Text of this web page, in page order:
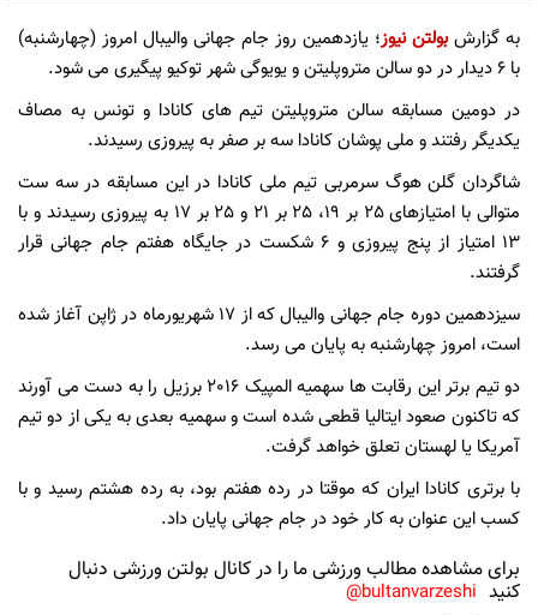
به گزارشبولتن نیوز؛ یازدهمین روز جام جهانی والیبال امروز (چهارشنبه)
با 6 دیدار در دو سالن متروپلیتن و یویوگی شهر توکیو پیگیری می شود.
در دومین مسابقه سالن متروپلیتن تیم های کانادا و تونس به مصاف
یکدیگر رفتند و ملی پوشان کانادا سه بر صفر به پیروزی رسیدند.
شاگردان گلن هوگ سرمربی تیم ملی کانادا در این مسابقه در سه ست
متوالی با امتیازهای 25 بر 19، 25 بر 21 و 25 بر 17 به پیروزی رسیدند و با
13 امتیاز از پنج پیروزی و 6 شکست در جایگاه هفتم جام جهانی قرار
گرفتند.
سیزدهمین دوره جام جهانی والیبال که از 17 شهریورماه در ژاپن آغاز شده
است، امروز چهارشنبه به پایان می رسد.
دو تیم برتر این رقابت ها سهمیه المپیک 2016 برزیل را به دست می آورند
که تاکنون صعود ایتالیا قطعی شده است و سهمیه بعدی به یکی از دو تیم
آمریکا یا لهستان تعلق خواهد گرفت.
با برتری کانادا ایران که موقتا در رده هفتم بود،‌ به رده هشتم رسید و با
کسب این عنوان به کار خود در جام جهانی پایان داد.
برای مشاهده مطالب ورزشی ما را در کانال بولتن ورزشی دنبال
کنید bultanvarzeshi@